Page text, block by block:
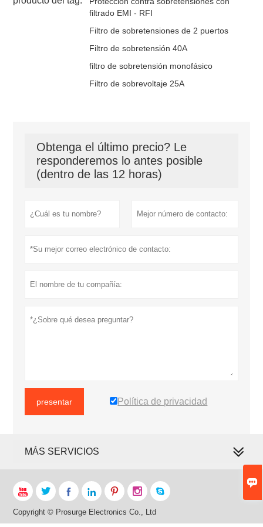

filtrado EMI - RFI
Filtro de sobretensiones de 2 puertos
Filtro de sobretensión 40A
filtro de sobretensión monofásico
Filtro de sobrevoltaje 25A
Obtenga el último precio? Le
responderemos lo antes posible
(dentro de las 12 horas)
presentar Política de privacidad
MÁS SERVICIOS
      
Copyright © Prosurge Electronics Co., Ltd